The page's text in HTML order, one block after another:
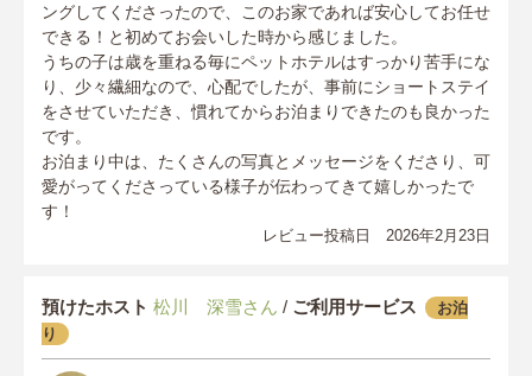
ングしてくださったので、このお家であれば安心してお任せ
できる！と初めてお会いした時から感じました。
うちの子は歳を重ねる毎にペットホテルはすっかり苦手にな
り、少々繊細なので、心配でしたが、事前にショートステイ
をさせていただき、慣れてからお泊まりできたのも良かった
です。
お泊まり中は、たくさんの写真とメッセージをくださり、可
愛がってくださっている様子が伝わってきて嬉しかったで
す！
レビュー投稿日 2026年2月23日
預けたホスト 松川 深雪さん / ご利用サービス
お泊
り